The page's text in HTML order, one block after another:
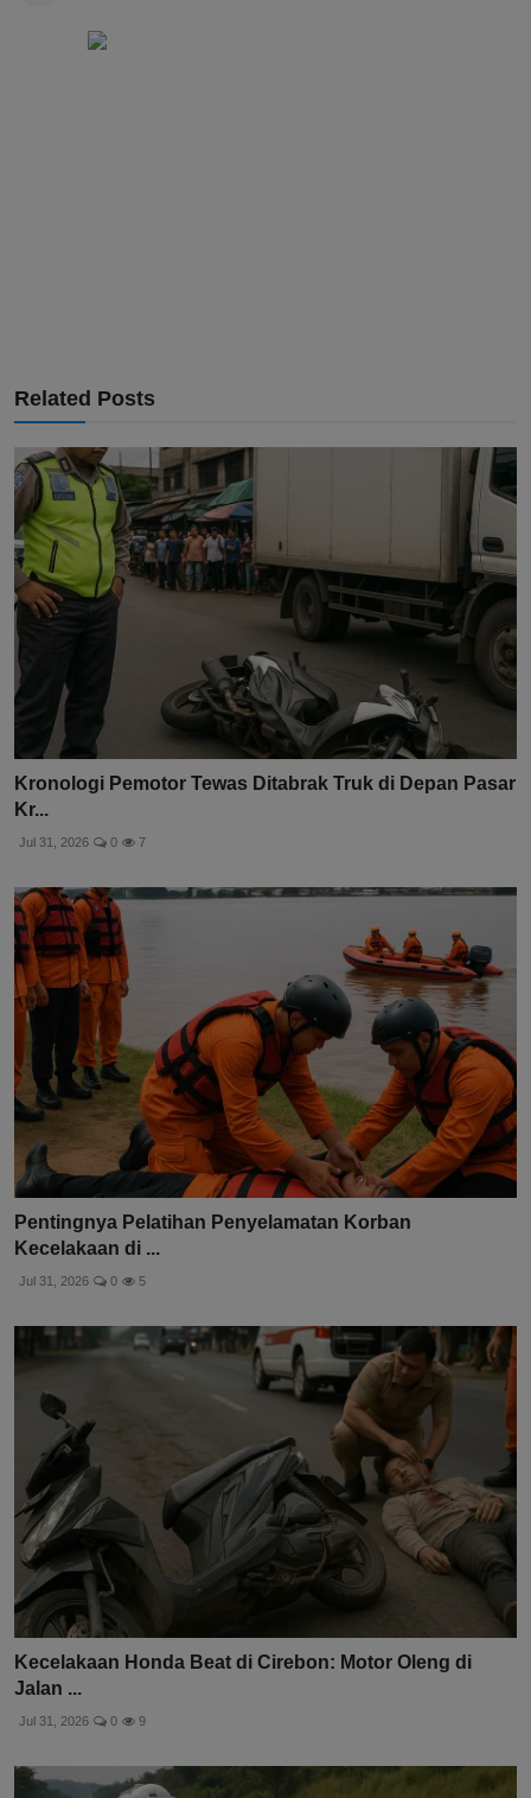
Related Posts
Kronologi Pemotor Tewas Ditabrak Truk di Depan Pasar
Kr...
Jul 31, 2026 0 7
Pentingnya Pelatihan Penyelamatan Korban
Kecelakaan di ...
Jul 31, 2026 0 5
Kecelakaan Honda Beat di Cirebon: Motor Oleng di
Jalan ...
Jul 31, 2026 0 9